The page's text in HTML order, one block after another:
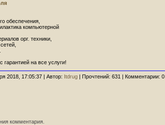
обеспечения,
компьютерной
орг. техники,
на все услуги!
2018, 17:05:37 | Автор: Itdrug | Прочтений: 631 | Комментарии: 0
комментария.